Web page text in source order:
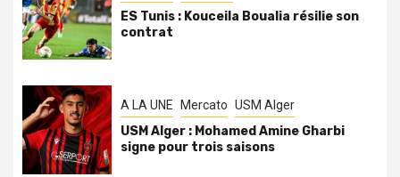
ES Tunis : Kouceila Boualia résilie son
contrat
A LA UNE Mercato USM Alger
USM Alger : Mohamed Amine Gharbi
signe pour trois saisons